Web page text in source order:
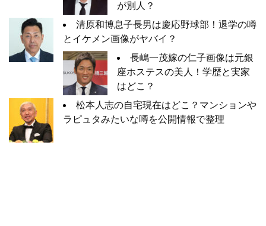
が別人？
清原和博息子長男は慶応野球部！退学の噂
とイケメン画像がヤバイ？
長嶋一茂嫁の仁子画像は元銀
座ホステスの美人！学歴と実家
はどこ？
松本人志の自宅現在はどこ？マンションや
ラピュタみたいな噂を公開情報で整理